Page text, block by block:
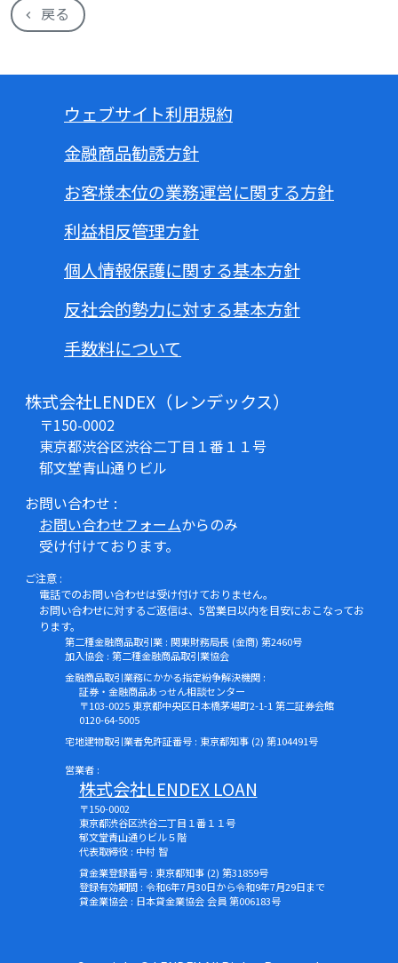
戻る
ウェブサイト利用規約
金融商品勧誘方針
お客様本位の業務運営に関する方針
利益相反管理方針
個人情報保護に関する基本方針
反社会的勢力に対する基本方針
手数料について
株式会社LENDEX（レンデックス）
〒150-0002
東京都渋谷区渋谷二丁目１番１１号
郁文堂青山通りビル
お問い合わせ :
お問い合わせフォームからのみ
受け付けております。
ご注意 :
電話でのお問い合わせは受け付けておりません。
お問い合わせに対するご返信は、5営業日以内を目安におこなってお
ります。
第二種金融商品取引業 : 関東財務局長 (金商) 第2460号
加入協会 : 第二種金融商品取引業協会
金融商品取引業務にかかる指定紛争解決機関 :
証券・金融商品あっせん相談センター
〒103-0025 東京都中央区日本橋茅場町2-1-1 第二証券会館
0120-64-5005
宅地建物取引業者免許証番号 : 東京都知事 (2) 第104491号
営業者 :
株式会社LENDEX LOAN
〒150-0002
東京都渋谷区渋谷二丁目１番１１号
郁文堂青山通りビル５階
代表取締役 : 中村 智
貸金業登録番号 : 東京都知事 (2) 第31859号
登録有効期間 : 令和6年7月30日から令和9年7月29日まで
貸金業協会 : 日本貸金業協会 会員 第006183号